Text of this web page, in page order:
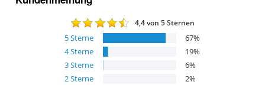
4,4von 5 Sternen
5Sterne 67%
4Sterne 19%
3Sterne 6%
2Sterne 2%